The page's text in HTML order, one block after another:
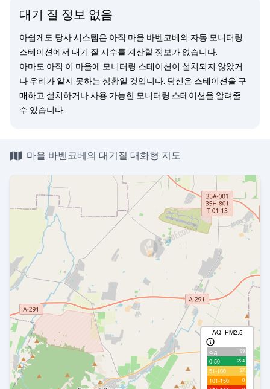
대기 질 정보 없음
아쉽게도 당사 시스템은 아직 마을 바벤코베의 자동 모니터링
스테이션에서 대기 질 지수를 계산할 정보가 없습니다.
아마도 아직 이 마을에 모니터링 스테이션이 설치되지 않았거
나 우리가 알지 못하는 상황일 것입니다. 당신은 스테이션을 구
매하고 설치하거나 사용 가능한 모니터링 스테이션을 알려줄
수 있습니다.
마을 바벤코베의 대기질 대화형 지도
AQI PM2.5
с/д 99
0-50 224
51-100 27
101-150 0